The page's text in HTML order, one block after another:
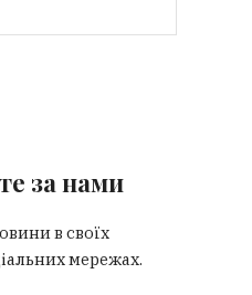
за нами
в своїх
мережах.